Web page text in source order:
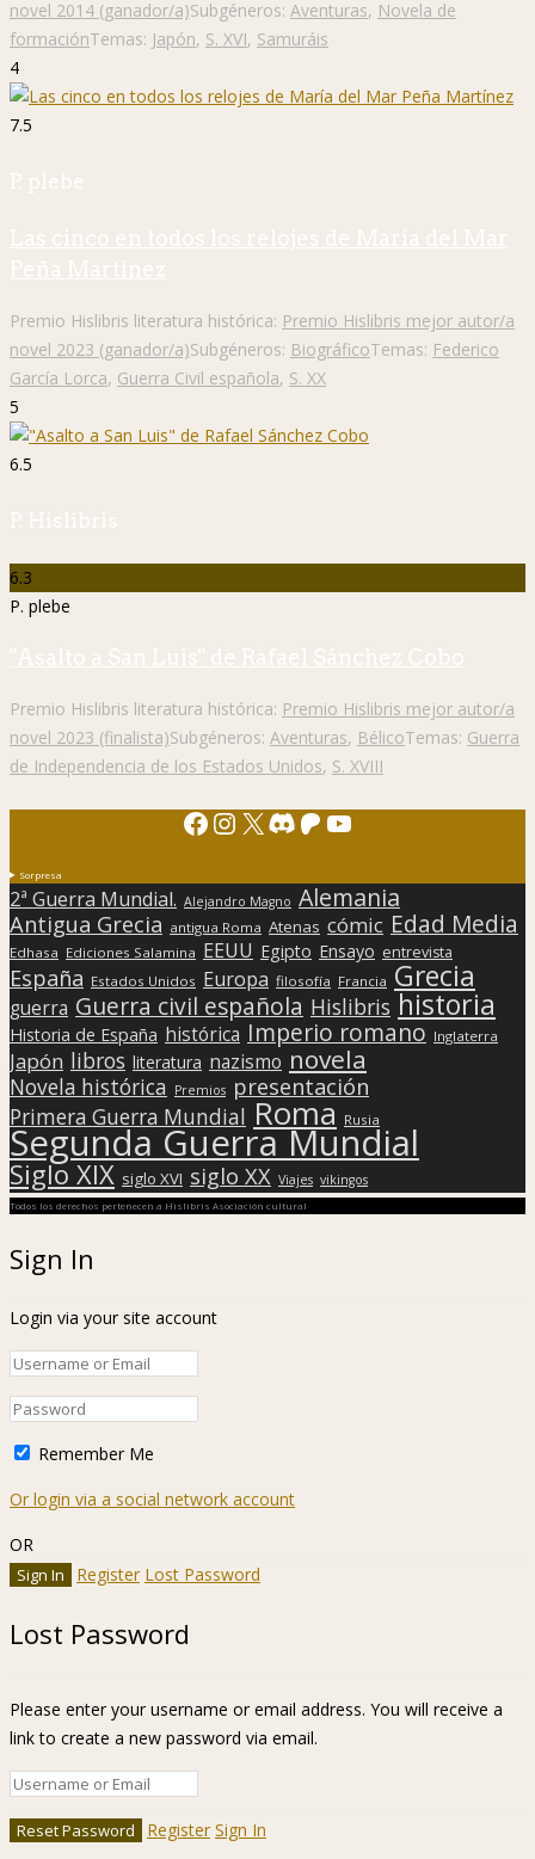
novel 2014 (ganador/a)Subgéneros: Aventuras, Novela de
formaciónTemas: Japón, S. XVI, Samuráis
4
7.5
P. plebe
Las cinco en todos los relojes de María del Mar
Peña Martínez
Premio Hislibris literatura histórica: Premio Hislibris mejor autor/a
novel 2023 (ganador/a)Subgéneros: BiográficoTemas: Federico
García Lorca, Guerra Civil española, S. XX
5
6.5
P. Hislibris
6.3
P. plebe
"Asalto a San Luis" de Rafael Sánchez Cobo
Premio Hislibris literatura histórica: Premio Hislibris mejor autor/a
novel 2023 (finalista)Subgéneros: Aventuras, BélicoTemas: Guerra
de Independencia de los Estados Unidos, S. XVIII
Facebook
Instagram
X Discord
Patreon
YouTube
Sorpresa
2ª Guerra Mundial. Alejandro Magno Alemania
Antigua Grecia antigua Roma Atenas cómic Edad Media
Edhasa Ediciones Salamina EEUU Egipto Ensayo entrevista
España Estados Unidos Europa filosofía Francia Grecia
guerra Guerra civil española Hislibris historia
Historia de España histórica Imperio romano Inglaterra
Japón libros literatura nazismo novela
Novela histórica Premios presentación
Primera Guerra Mundial Roma Rusia
Segunda Guerra Mundial
Siglo XIX siglo XVI siglo XX Viajes vikingos
Todos los derechos pertenecen a Hislibris Asociación cultural
Sign In
Login via your site account
Remember Me
Or login via a social network account
OR
Register Lost Password
Lost Password
Please enter your username or email address. You will receive a
link to create a new password via email.
Register Sign In